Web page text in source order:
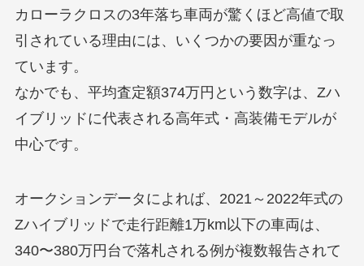
カローラクロスの3年落ち車両が驚くほど高値で取
引されている理由には、いくつかの要因が重なっ
ています。
なかでも、平均査定額374万円という数字は、Zハ
イブリッドに代表される高年式・高装備モデルが
中心です。
オークションデータによれば、2021～2022年式の
Zハイブリッドで走行距離1万km以下の車両は、
340〜380万円台で落札される例が複数報告されて